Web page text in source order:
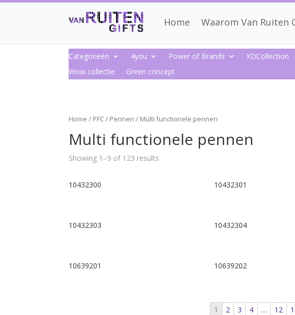
Home Waarom Van Ruiten
Categorieën 4you Power of Brands XDCollection
Wow collectie
Green concept
Home / PFC/ Pennen / Multi functionele pennen
Multi functionele pennen
Showing 1–9 of 123 results
10432300 10432301
10432303 10432304
10639201 10639202
1 2 3 4 … 12